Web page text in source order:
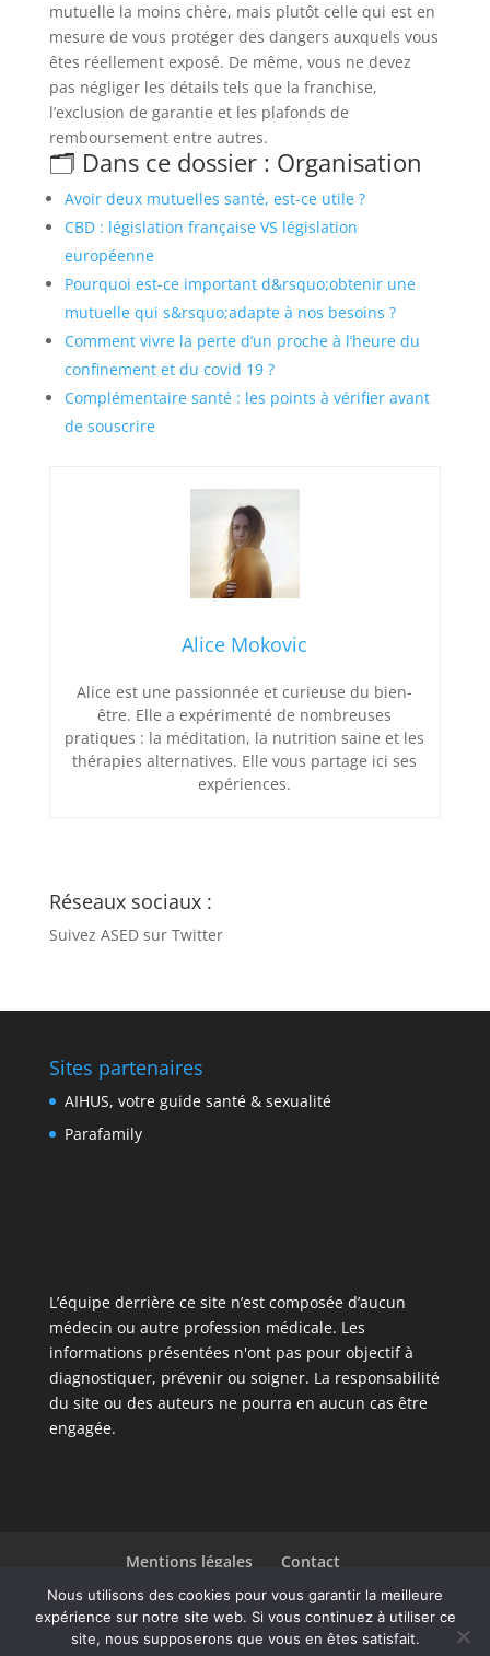
mutuelle la moins chère, mais plutôt celle qui est en
mesure de vous protéger des dangers auxquels vous
êtes réellement exposé. De même, vous ne devez
pas négliger les détails tels que la franchise,
l’exclusion de garantie et les plafonds de
remboursement entre autres.
🗂️ Dans ce dossier : Organisation
Avoir deux mutuelles santé, est-ce utile ?
CBD : législation française VS législation
européenne
Pourquoi est-ce important d&rsquo;obtenir une
mutuelle qui s&rsquo;adapte à nos besoins ?
Comment vivre la perte d’un proche à l’heure du
confinement et du covid 19 ?
Complémentaire santé : les points à vérifier avant
de souscrire
Alice Mokovic
Alice est une passionnée et curieuse du bien-
être. Elle a expérimenté de nombreuses
pratiques : la méditation, la nutrition saine et les
thérapies alternatives. Elle vous partage ici ses
expériences.
Réseaux sociaux :
Suivez ASED sur Twitter
Sites partenaires
AIHUS, votre guide santé & sexualité
Parafamily
L’équipe derrière ce site n’est composée d’aucun
médecin ou autre profession médicale. Les
informations présentées n'ont pas pour objectif à
diagnostiquer, prévenir ou soigner. La responsabilité
du site ou des auteurs ne pourra en aucun cas être
engagée.
Mentions légales
Contact
Liste des articles
Design deElegant Themes| Propulsé par
Nous utilisons des cookies pour vous garantir la meilleure
expérience sur notre site web. Si vous continuez à utiliser ce
site, nous supposerons que vous en êtes satisfait.